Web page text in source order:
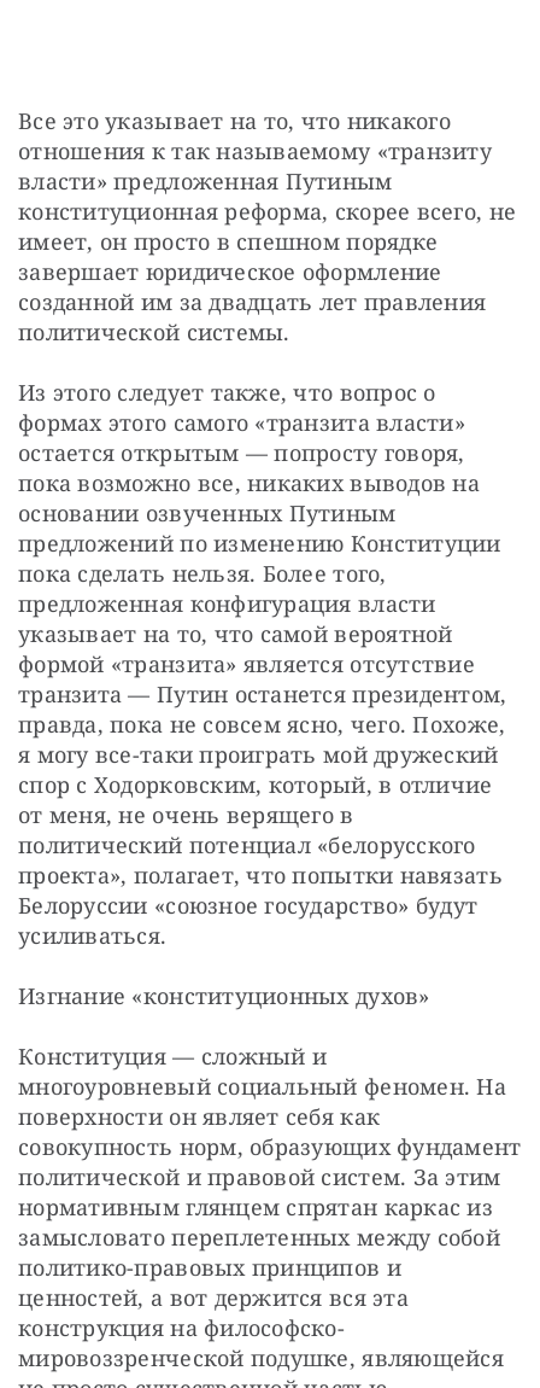
Все это указывает на то, что никакого
отношения к так называемому «транзиту
власти» предложенная Путиным
конституционная реформа, скорее всего, не
имеет, он просто в спешном порядке
завершает юридическое оформление
созданной им за двадцать лет правления
политической системы.
Из этого следует также, что вопрос о
формах этого самого «транзита власти»
остается открытым — попросту говоря,
пока возможно все, никаких выводов на
основании озвученных Путиным
предложений по изменению Конституции
пока сделать нельзя. Более того,
предложенная конфигурация власти
указывает на то, что самой вероятной
формой «транзита» является отсутствие
транзита — Путин останется президентом,
правда, пока не совсем ясно, чего. Похоже,
я могу все-таки проиграть мой дружеский
спор с Ходорковским, который, в отличие
от меня, не очень верящего в
политический потенциал «белорусского
проекта», полагает, что попытки навязать
Белоруссии «союзное государство» будут
усиливаться.
Изгнание «конституционных духов»
Конституция — сложный и
многоуровневый социальный феномен. На
поверхности он являет себя как
совокупность норм, образующих фундамент
политической и правовой систем. За этим
нормативным глянцем спрятан каркас из
замысловато переплетенных между собой
политико-правовых принципов и
ценностей, а вот держится вся эта
конструкция на философско-
мировоззренческой подушке, являющейся